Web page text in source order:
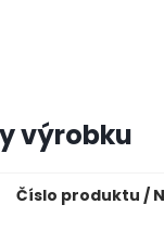
výrobku
Číslo produktu /